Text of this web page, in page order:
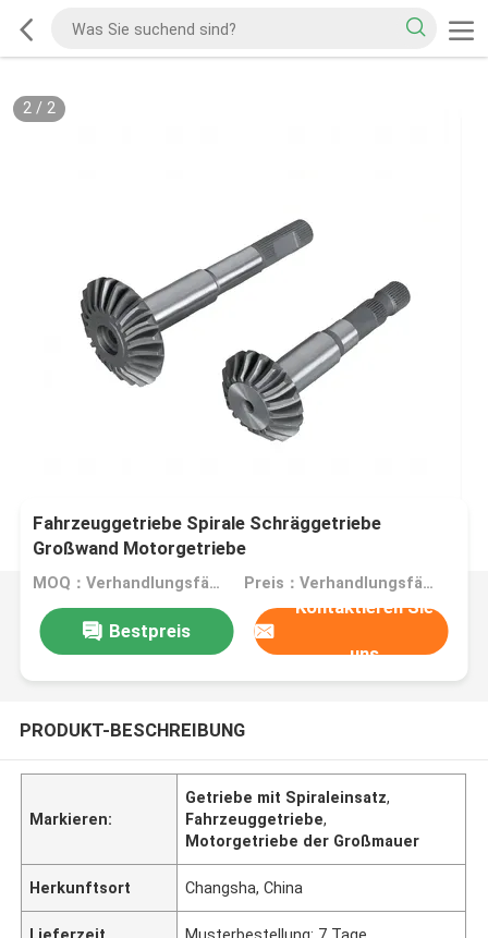
2/ 2
Fahrzeuggetriebe Spirale Schräggetriebe
Großwand Motorgetriebe
MOQ：Verhandlungsfähig Preis：Verhandlungsfähig
Bestpreis
Kontaktieren Sie
uns
PRODUKT-BESCHREIBUNG
Markieren:
Getriebe mit Spiraleinsatz,
Fahrzeuggetriebe,
Motorgetriebe der Großmauer
Herkunftsort Changsha, China
Lieferzeit Musterbestellung: 7 Tage